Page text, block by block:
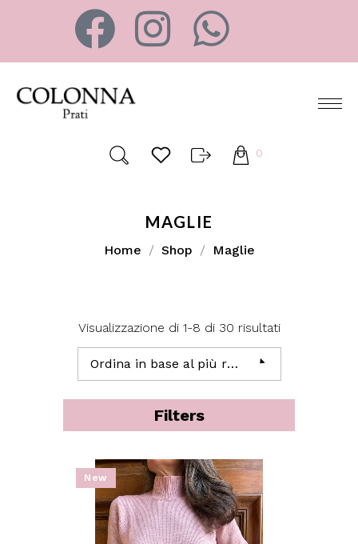
0
MAGLIE
Home Shop Maglie
Visualizzazione di 1-8 di 30 risultati
Ordina in base al più recente
Filters
New